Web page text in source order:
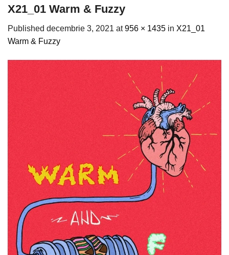
X21_01 Warm & Fuzzy
Published decembrie 3, 2021 at956 × 1435 in X21_01
Warm & Fuzzy